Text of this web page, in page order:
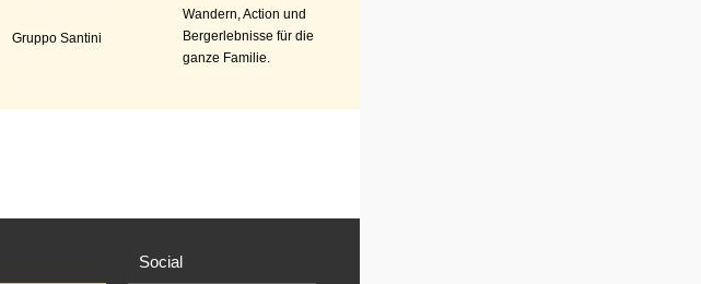
Gruppo Santini
Wandern, Action und
Bergerlebnisse für die
ganze Familie.
Social